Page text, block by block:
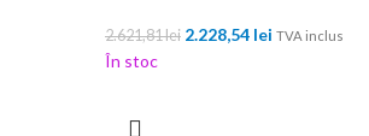
2.621,81lei 2.228,54 lei TVA inclus
În stoc